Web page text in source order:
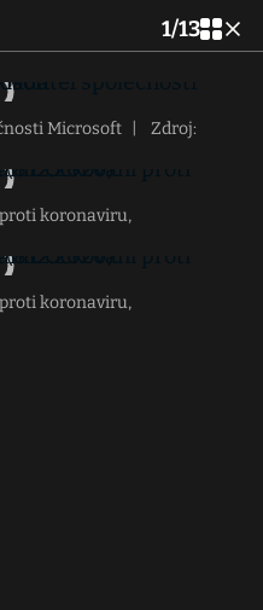
1/13
Microsoft
Zdroj:
koronaviru,
koronaviru,